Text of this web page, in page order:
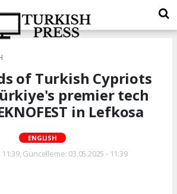
of Turkish Cypriots
premier tech
in Lefkosa
ENGLISH
11:39, Güncelleme: 03.05.2025 - 11:39